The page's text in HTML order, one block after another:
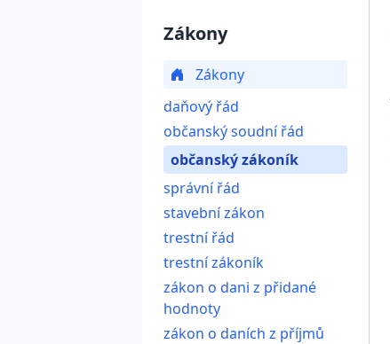
Zákony
Zákony
daňový řád
občanský soudní řád
občanský zákoník
správní řád
stavební zákon
trestní řád
trestní zákoník
zákon o dani z přidané
hodnoty
zákon o daních z příjmů